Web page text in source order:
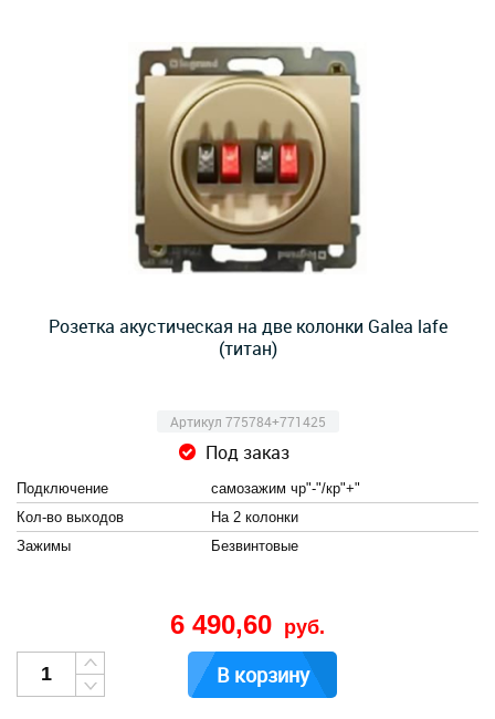
Розетка акустическая на две колонки Galea lafe
(титан)
Артикул 775784+771425
Под заказ
Подключение
самозажим чр"-"/кр"+"
Кол-во выходов
На 2 колонки
Зажимы
Безвинтовые
6 490,60 руб.
В корзину